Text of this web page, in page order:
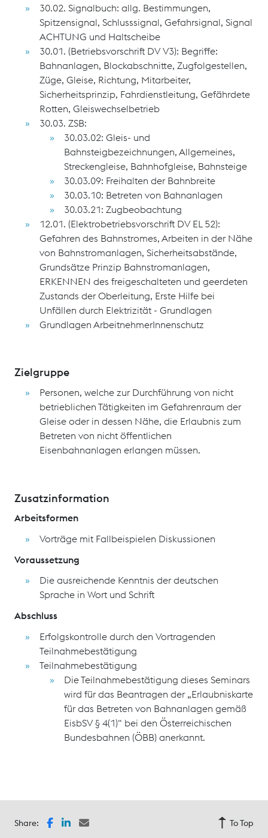
30.02. Signalbuch: allg. Bestimmungen,
Spitzensignal, Schlusssignal, Gefahrsignal, Signal
ACHTUNG und Haltscheibe
30.01. (Betriebsvorschrift DV V3): Begriffe:
Bahnanlagen, Blockabschnitte, Zugfolgestellen,
Züge, Gleise, Richtung, Mitarbeiter,
Sicherheitsprinzip, Fahrdienstleitung, Gefährdete
Rotten, Gleiswechselbetrieb
30.03. ZSB:
30.03.02: Gleis- und
Bahnsteigbezeichnungen, Allgemeines,
Streckengleise, Bahnhofgleise, Bahnsteige
30.03.09: Freihalten der Bahnbreite
30.03.10: Betreten von Bahnanlagen
30.03.21: Zugbeobachtung
12.01. (Elektrobetriebsvorschrift DV EL 52):
Gefahren des Bahnstromes, Arbeiten in der Nähe
von Bahnstromanlagen, Sicherheitsabstände,
Grundsätze Prinzip Bahnstromanlagen,
ERKENNEN des freigeschalteten und geerdeten
Zustands der Oberleitung, Erste Hilfe bei
Unfällen durch Elektrizität - Grundlagen
Grundlagen ArbeitnehmerInnenschutz
Zielgruppe
Personen, welche zur Durchführung von nicht
betrieblichen Tätigkeiten im Gefahrenraum der
Gleise oder in dessen Nähe, die Erlaubnis zum
Betreten von nicht öffentlichen
Eisenbahnanlagen erlangen müssen.
Zusatzinformation
Arbeitsformen
Vorträge mit Fallbeispielen Diskussionen
Voraussetzung
Die ausreichende Kenntnis der deutschen
Sprache in Wort und Schrift
Abschluss
Erfolgskontrolle durch den Vortragenden
Teilnahmebestätigung
Teilnahmebestätigung
Die Teilnahmebestätigung dieses Seminars
wird für das Beantragen der „Erlaubniskarte
für das Betreten von Bahnanlagen gemäß
EisbSV § 4(1)“ bei den Österreichischen
Bundesbahnen (ÖBB) anerkannt.
Share: To Top